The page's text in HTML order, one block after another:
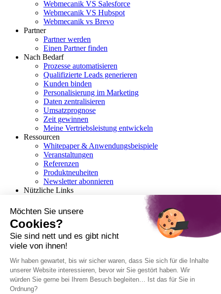
Möchten Sie unsere
Cookies?
Sie sind nett und es gibt nicht
viele von ihnen!
Wir haben gewartet, bis wir sicher waren, dass Sie sich für die Inhalte
unserer Website interessieren, bevor wir Sie gestört haben. Wir
würden Sie gerne bei Ihrem Besuch begleiten… Ist das für Sie in
Ordnung?
Webmecanik VS Salesforce
Webmecanik VS Hubspot
Webmecanik vs Brevo
Partner
Partner werden
Einen Partner finden
Nach Bedarf
Prozesse automatisieren
Qualifizierte Leads generieren
Kunden binden
Personalisierung im Marketing
Daten zentralisieren
Umsatzprognose
Zeit gewinnen
Meine Vertriebsleistung entwickeln
Ressourcen
Whitepaper & Anwendungsbeispiele
Veranstaltungen
Referenzen
Produktneuheiten
Newsletter abonnieren
Nützliche Links
Erste Schritte mit Marketing-Automatisierung
Die richtige Marketing-Automation-Software
auswählen
Ihr erstes Marketing-Automation-Szenario
Checkliste: Die richtige Wahl des CRM-Systems
Deutsch
English
Français